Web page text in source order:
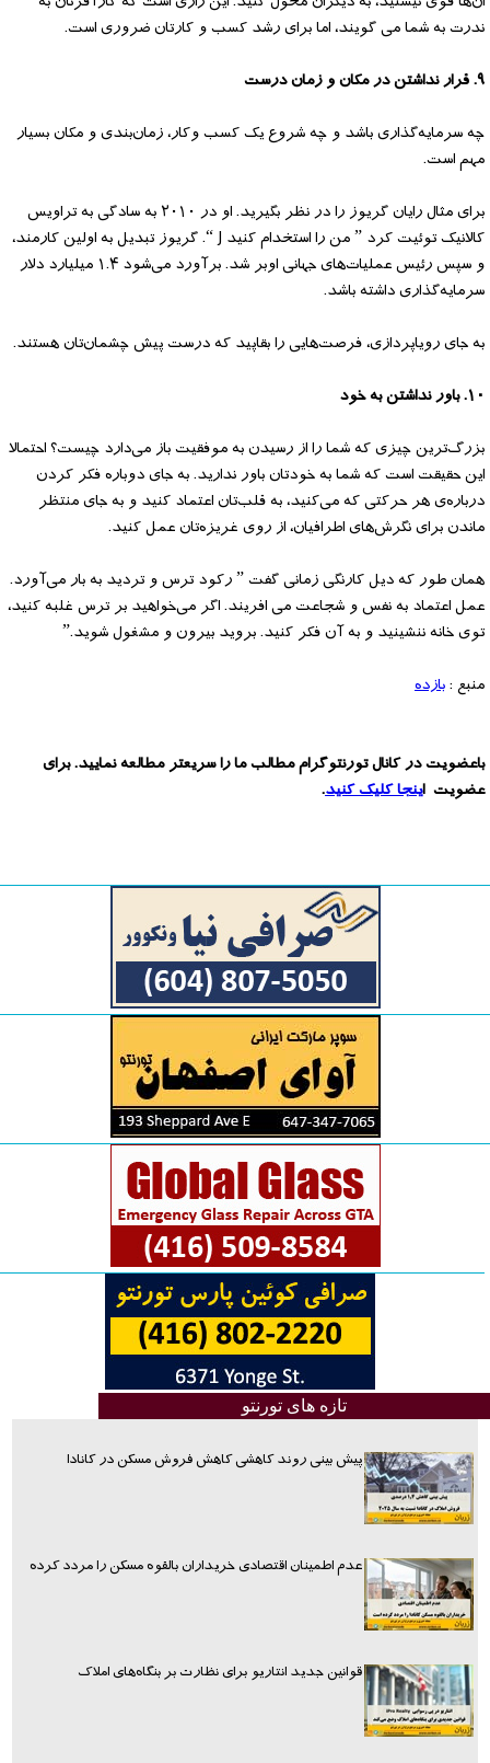
ندرت به شما می گویند، اما برای رشد کسب و کارتان ضروری است.
۹. قرار نداشتن در مکان و زمان درست
چه سرمایه‌گذاری باشد و چه شروع یک کسب وکار، زمان‌بندی و مکان بسیار
مهم است.
برای مثال رایان گریوز را در نظر بگیرید. او در ۲۰۱۰ به سادگی به تراویس
کالانیک توئیت کرد ” من را استخدام کنید J “. گریوز تبدیل به اولین کارمند،
و سپس رئیس عملیات‌های جهانی اوبر شد. برآورد می‌شود ۱.۴ میلیارد دلار
سرمایه‌گذاری داشته باشد.
به جای رویاپردازی، فرصت‌هایی را بقاپید که درست پیش چشمان‌تان هستند.
۱۰. باور نداشتن به خود
بزرگ‌ترین چیزی که شما را از رسیدن به موفقیت باز می‌دارد چیست؟ احتمالا
این حقیقت است که شما به خودتان باور ندارید. به جای دوباره فکر کردن
درباره‌ی هر حرکتی که می‌کنید، به قلب‌تان اعتماد کنید و به جای منتظر
ماندن برای نگرش‌های اطرافیان، از روی غریزه‌تان عمل کنید.
همان طور که دیل کارنگی زمانی گفت ” رکود ترس و تردید به بار می‌آورد.
عمل اعتماد به نفس و شجاعت می افریند. اگر می‌خواهید بر ترس غلبه کنید،
توی خانه ننشینید و به آن فکر کنید. بروید بیرون و مشغول شوید.”
منبع :بازده
باعضویت در کانال تورنتوگرام مطالب ما را سریعتر مطالعه نمایید. برای
عضویت اینجا کلیک کنید.
تازه های تورنتو
پیش بینی روند کاهشی کاهش فروش مسکن در کانادا
عدم اطمینان اقتصادی خریداران بالقوه مسکن را مردد کرده
قوانین جدید انتاریو برای نظارت بر بنگاه‌های املاک